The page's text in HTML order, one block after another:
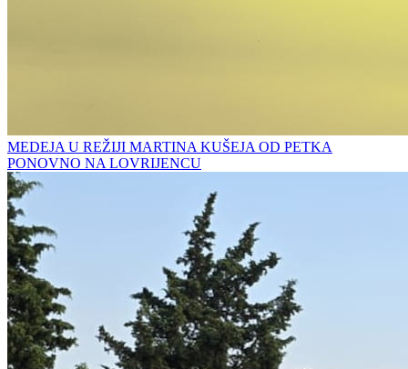
MEDEJA U REŽIJI MARTINA KUŠEJA OD PETKA
PONOVNO NA LOVRIJENCU